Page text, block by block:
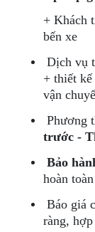
+ Khách
bến xe
Dịch vụ
+ thiết
vận
Phương
trước -
Bảo
hoàn
Báo giá
ràng,